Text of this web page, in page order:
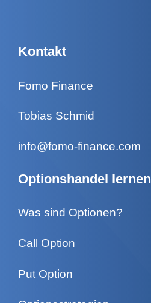
Kontakt
Fomo Finance
Tobias Schmid
info@fomo-finance.com
Optionshandel lernen
Was sind Optionen?
Call Option
Put Option